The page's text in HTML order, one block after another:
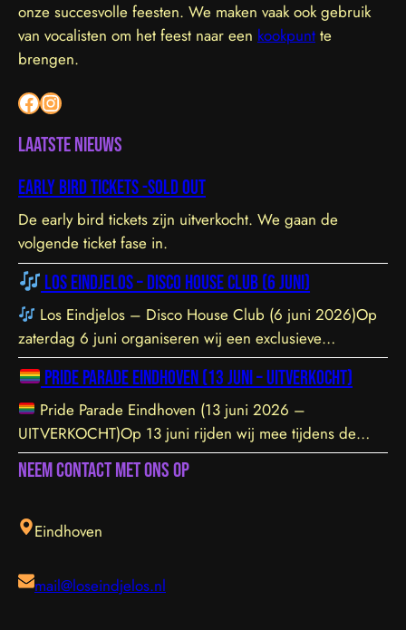
onze succesvolle feesten. We maken vaak ook gebruik
van vocalisten om het feest naar een kookpunt te
brengen.
Facebook Instagram
Laatste nieuws
Early bird tickets -sold out
De early bird tickets zijn uitverkocht. We gaan de
volgende ticket fase in.
Los Eindjelos – Disco House Club (6 juni)
Los Eindjelos – Disco House Club (6 juni 2026)Op
zaterdag 6 juni organiseren wij een exclusieve
clubavond van 20:30 tot 01:30 in een sfeervolle, intieme
locatie aan de Hofstraat 85b in Eindhoven. De venue is
prachtig ingericht en staat garant voor een geweldige
vibe. Let op: de toegang sluit om 21:45 uur – daarna is
toegang helaas niet meer mogelijk. Tickets zijn hier te
vinden.
Pride Parade Eindhoven (13 juni – UITVERKOCHT)
Pride Parade Eindhoven (13 juni 2026 –
UITVERKOCHT)Op 13 juni rijden wij mee tijdens de
Pride Parade door het centrum van Eindhoven. We
dragen de LHBTIQ+ gemeenschap een warm hart toe en
gelijkwaardigheid en acceptatie. Samen bouwen we aan
welkom voelt. Jij kunt meehelpen door erbij te zijn! We
doen dit jaar mee met de Eindhoven Pride Parade met
Neem contact met ons op
Eindhoven
mail@loseindjelos.nl